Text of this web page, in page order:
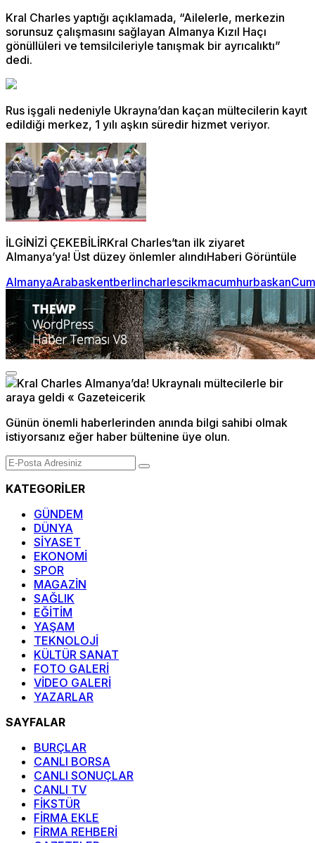
Kral Charles yaptığı açıklamada, “Ailelerle, merkezin
sorunsuz çalışmasını sağlayan Almanya Kızıl Haçı
gönüllüleri ve temsilcileriyle tanışmak bir ayrıcalıktı”
dedi.
Rus işgali nedeniyle Ukrayna’dan kaçan mültecilerin kayıt
edildiği merkez, 1 yılı aşkın süredir hizmet veriyor.
İLGİNİZİ ÇEKEBİLİRKral Charles’tan ilk ziyaret
Almanya’ya! Üst düzey önlemler alındıHaberi Görüntüle
AlmanyaArabaskentberlincharlescikmacumhurbaskan
Günün önemli haberlerinden anında bilgi sahibi olmak
istiyorsanız eğer haber bültenine üye olun.
KATEGORİLER
GÜNDEM
DÜNYA
SİYASET
EKONOMİ
SPOR
MAGAZİN
SAĞLIK
EĞİTİM
YAŞAM
TEKNOLOJİ
KÜLTÜR SANAT
FOTO GALERİ
VİDEO GALERİ
YAZARLAR
SAYFALAR
BURÇLAR
CANLI BORSA
CANLI SONUÇLAR
CANLI TV
FİKSTÜR
FİRMA EKLE
FİRMA REHBERİ